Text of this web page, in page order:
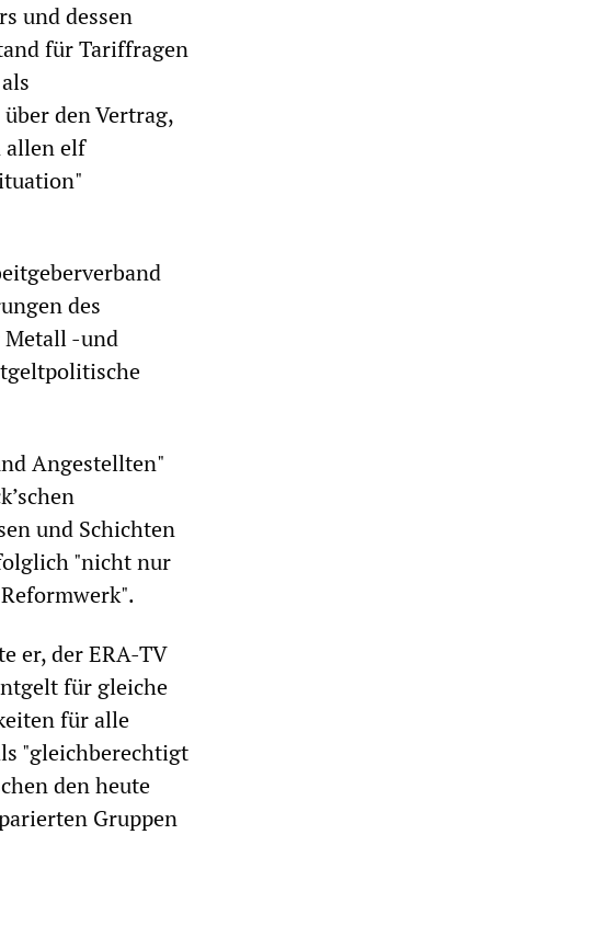
und dessen
für Tariffragen
den Vertrag,
allen elf
des
Metall -und
Angestellten"
und Schichten
"nicht nur
er, der ERA-TV
für gleiche
für alle
"gleichberechtigt
den heute
Gruppen